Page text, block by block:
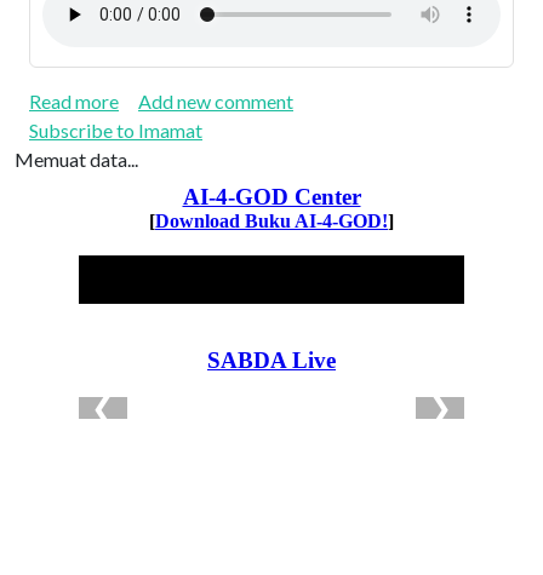
Read moreabout Kitab Imamat I
Add new comment
Subscribe to Imamat
Memuat data...